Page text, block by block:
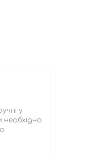
у
необхідно